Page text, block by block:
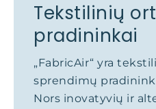
Tekstilinių
pradininkai
„FabricAir“ yra
sprendimų
Nors inovatyvių ir